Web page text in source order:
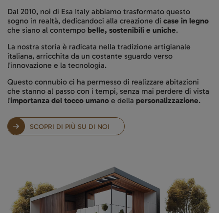
Dal 2010, noi di Esa Italy abbiamo trasformato questo
sogno in realtà, dedicandoci alla creazione di case in legno
che siano al contempo belle, sostenibili e uniche.
La nostra storia è radicata nella tradizione artigianale
italiana, arricchita da un costante sguardo verso
l'innovazione e la tecnologia.
Questo connubio ci ha permesso di realizzare abitazioni
che stanno al passo con i tempi, senza mai perdere di vista
l'importanza del tocco umano e della personalizzazione.
SCOPRI DI PIÙ SU DI NOI